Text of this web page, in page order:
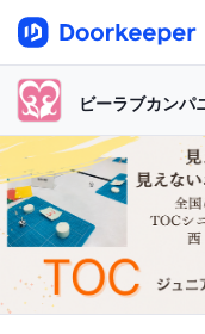
ビーラブカンパ